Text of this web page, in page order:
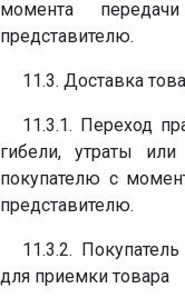
момента
представителю.
11.3. Доставка
11.3.1. Переход
гибели, утраты
покупателю с
представителю.
11.3.2.
для приемки товара